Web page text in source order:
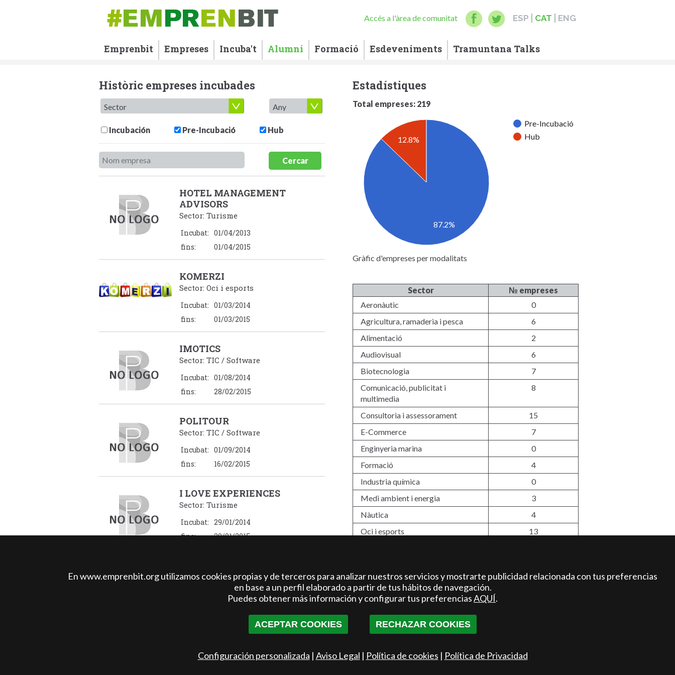
Accés a l'àrea de comunitat ESP CAT ENG
Emprenbit Empreses Incuba't Alumni Formació Esdeveniments Tramuntana Talks
Històric empreses incubades
Incubación Pre-Incubació Hub
Cercar
HOTEL MANAGEMENT
ADVISORS
Sector: Turisme
Incubat: 01/04/2013
fins:
01/04/2015
KOMERZI
Sector: Oci i esports
Incubat: 01/03/2014
fins:
01/03/2015
IMOTICS
Sector: TIC / Software
Incubat: 01/08/2014
fins:
28/02/2015
POLITOUR
Sector: TIC / Software
Incubat: 01/09/2014
fins:
16/02/2015
I LOVE EXPERIENCES
Sector: Turisme
Incubat: 29/01/2014
fins:
29/01/2015
18 19 20
21
27 28 29 30
31
39 40
41
Estadístiques
Total empreses: 219
Pre-Incubació
Hub
12.8%
87.2%
Gràfic d'empreses per modalitats
Sector
№ empreses
Aeronàutic
0
Agricultura, ramaderia i pesca
6
Alimentació
2
Audiovisual
6
Biotecnologia
7
Comunicació, publicitat i
multimedia
8
Consultoria i assessorament
15
E-Commerce
7
Enginyeria marina
0
Formació
4
Industria quí­mica
0
Medi ambient i energia
3
Nàutica
4
Oci i esports
13
Turisme
38
En www.emprenbit.org utilizamos cookies propias y de terceros para analizar nuestros servicios y mostrarte publicidad relacionada con tus preferencias
en base a un perfil elaborado a partir de tus hábitos de navegación.
Puedes obtener más información y configurar tus preferenciasAQUÍ.
ACEPTAR COOKIES RECHAZAR COOKIES
Configuración personalizada | Aviso Legal | Política de cookies | Política de Privacidad